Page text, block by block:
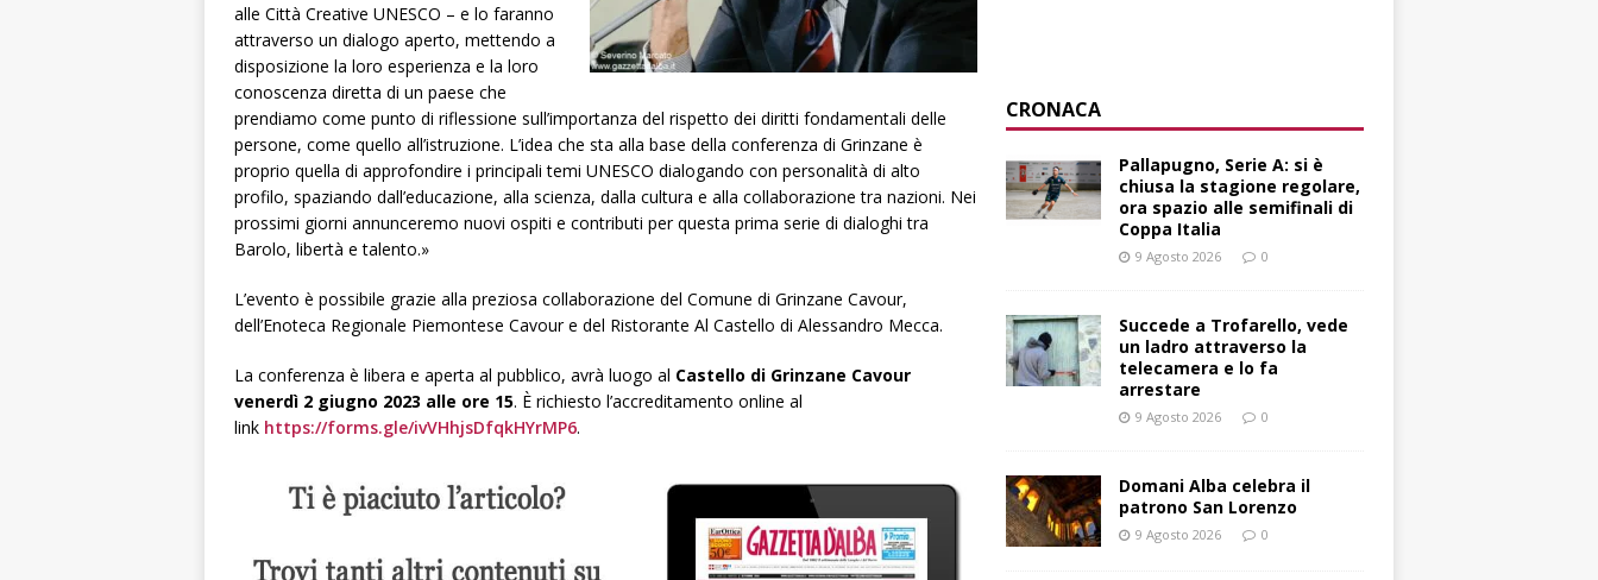
alle Città Creative UNESCO – e lo faranno
attraverso un dialogo aperto, mettendo a
disposizione la loro esperienza e la loro
conoscenza diretta di un paese che
prendiamo come punto di riflessione sull’importanza del rispetto dei diritti fondamentali delle
persone, come quello all’istruzione. L’idea che sta alla base della conferenza di Grinzane è
proprio quella di approfondire i principali temi UNESCO dialogando con personalità di alto
profilo, spaziando dall’educazione, alla scienza, dalla cultura e alla collaborazione tra nazioni. Nei
prossimi giorni annunceremo nuovi ospiti e contributi per questa prima serie di dialoghi tra
Barolo, libertà e talento.»
L’evento è possibile grazie alla preziosa collaborazione del Comune di Grinzane Cavour,
dell’Enoteca Regionale Piemontese Cavour e del Ristorante Al Castello di Alessandro Mecca.
La conferenza è libera e aperta al pubblico, avrà luogo al Castello di Grinzane Cavour
venerdì 2 giugno 2023 alle ore 15. È richiesto l’accreditamento online al
link https://forms.gle/ivVHhjsDfqkHYrMP6.
CRONACA
Pallapugno, Serie A: si è
chiusa la stagione regolare,
ora spazio alle semifinali di
Coppa Italia
9 Agosto 2026 0
Succede a Trofarello, vede
un ladro attraverso la
telecamera e lo fa
arrestare
9 Agosto 2026 0
Domani Alba celebra il
patrono San Lorenzo
9 Agosto 2026 0